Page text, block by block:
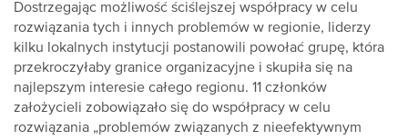
Dostrzegając możliwość ściślejszej współpracy w celu
rozwiązania tych i innych problemów w regionie, liderzy
kilku lokalnych instytucji postanowili powołać grupę, która
przekroczyłaby granice organizacyjne i skupiła się na
najlepszym interesie całego regionu. 11 członków
założycieli zobowiązało się do współpracy w celu
rozwiązania „problemów związanych z nieefektywnym